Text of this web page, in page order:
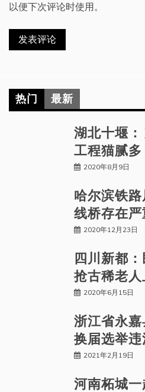
以便下次评论时使用。
热门 最新
湖北十堰
工程猫腻多
2020年8月9日
哈尔滨铁路
线桥存在
2020年12月23日
四川新都
抢古稀老
2020年6月15日
浙江省永
换届选举
2021年2月19日
河南柘城